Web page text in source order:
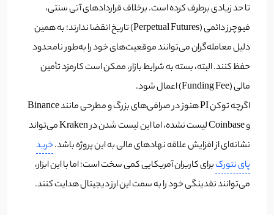
تا حد زیادی برطرف کرده است. برخلاف قراردادهای آتی سنتی،
فیوچرز دائمی (Perpetual Futures) تاریخ انقضا ندارند؛ به همین
دلیل معامله‌گران می‌توانند موقعیت‌های خود را به‌طور نامحدود
حفظ کنند. البته، بسته به شرایط بازار، ممکن است کارمزد تأمین
مالی (Funding Fee) اعمال شود.
اگرچه توکن PI هنوز در صرافی‌های بزرگ و مطرحی مانند Binance
و Coinbase لیست نشده، اما این لیست شدن در Kraken می‌تواند
نشانه‌ای از افزایش علاقه نهادهای مالی به این پروژه باشد.خرید
پای نتورکبرای کاربران آمریکایی کمی سخت است؛ اما با این ابزار،
می‌توانند نقدینگی خود را به سمت این ارز دیجیتال هدایت کنند.